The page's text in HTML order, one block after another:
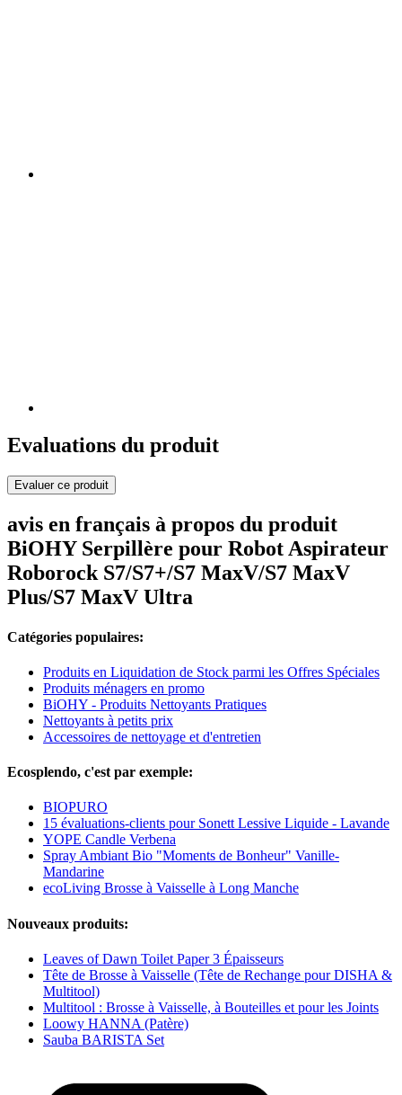
Evaluations du produit
Evaluer ce produit
avis en français à propos du produit
BiOHY Serpillère pour Robot Aspirateur
Roborock S7/S7+/S7 MaxV/S7 MaxV
Plus/S7 MaxV Ultra
Catégories populaires:
Produits en Liquidation de Stock parmi les Offres Spéciales
Produits ménagers en promo
BiOHY - Produits Nettoyants Pratiques
Nettoyants à petits prix
Accessoires de nettoyage et d'entretien
Ecosplendo, c'est par exemple:
BIOPURO
15 évaluations-clients pour Sonett Lessive Liquide - Lavande
YOPE Candle Verbena
Spray Ambiant Bio "Moments de Bonheur" Vanille-
Mandarine
ecoLiving Brosse à Vaisselle à Long Manche
Nouveaux produits:
Leaves of Dawn Toilet Paper 3 Épaisseurs
Tête de Brosse à Vaisselle (Tête de Rechange pour DISHA &
Multitool)
Multitool : Brosse à Vaisselle, à Bouteilles et pour les Joints
Loowy HANNA (Patère)
Sauba BARISTA Set